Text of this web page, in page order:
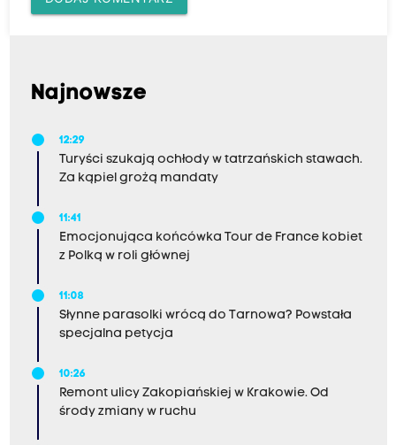
Najnowsze
12:29
Turyści szukają ochłody w tatrzańskich stawach.
Za kąpiel grożą mandaty
11:41
Emocjonująca końcówka Tour de France kobiet
z Polką w roli głównej
11:08
Słynne parasolki wrócą do Tarnowa? Powstała
specjalna petycja
10:26
Remont ulicy Zakopiańskiej w Krakowie. Od
środy zmiany w ruchu